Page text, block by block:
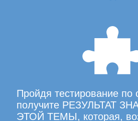
Пройдя тестирование по
получите РЕЗУЛЬТАТ
ЭТОЙ ТЕМЫ, которая,